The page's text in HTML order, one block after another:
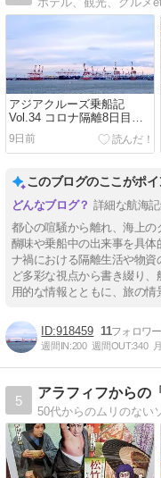
アジアクルーズ乗船記
Vol.34 コロナ隔離8日目〜
行方不明のシウマイ弁当
9日前
このブログのここがポイ
詳細な航海
都心の喧騒から離れ、海上
醐味や乗船中の出来事を具
ナ禍における隔離生活や物
ど多彩な視点から書き綴り
用的な情報とともに、旅の情
918459 11
週間IN:200 週間OUT:340
5
アラフィフからの
50代からのムリのない